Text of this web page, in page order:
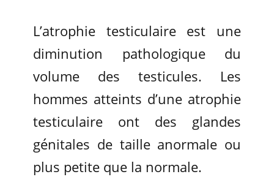
L’atrophie testiculaire est une
diminution pathologique du
volume des testicules. Les
hommes atteints d’une atrophie
testiculaire ont des glandes
génitales de taille anormale ou
plus petite que la normale.